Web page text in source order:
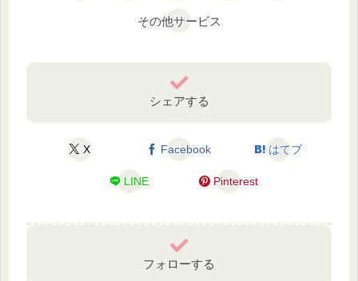
その他サービス
シェアする
X Facebook はてブ
LINE Pinterest
フォローする